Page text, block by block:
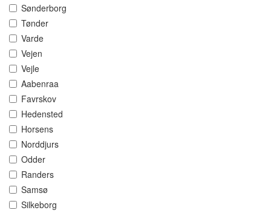
Sønderborg
Tønder
Varde
Vejen
Vejle
Aabenraa
Favrskov
Hedensted
Horsens
Norddjurs
Odder
Randers
Samsø
Silkeborg